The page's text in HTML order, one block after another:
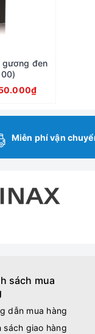
gương đen
Miễn phí vận
sách mua
dẫn mua hàng
sách giao hàng